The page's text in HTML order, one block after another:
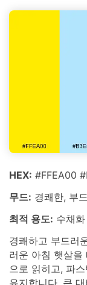
HEX: #FFEA00
무드: 경쾌한, 부
최적 용도: 수채
경쾌하고 부드러
러운 아침 햇살을
으로 읽히고, 파
유지합니다. 큰